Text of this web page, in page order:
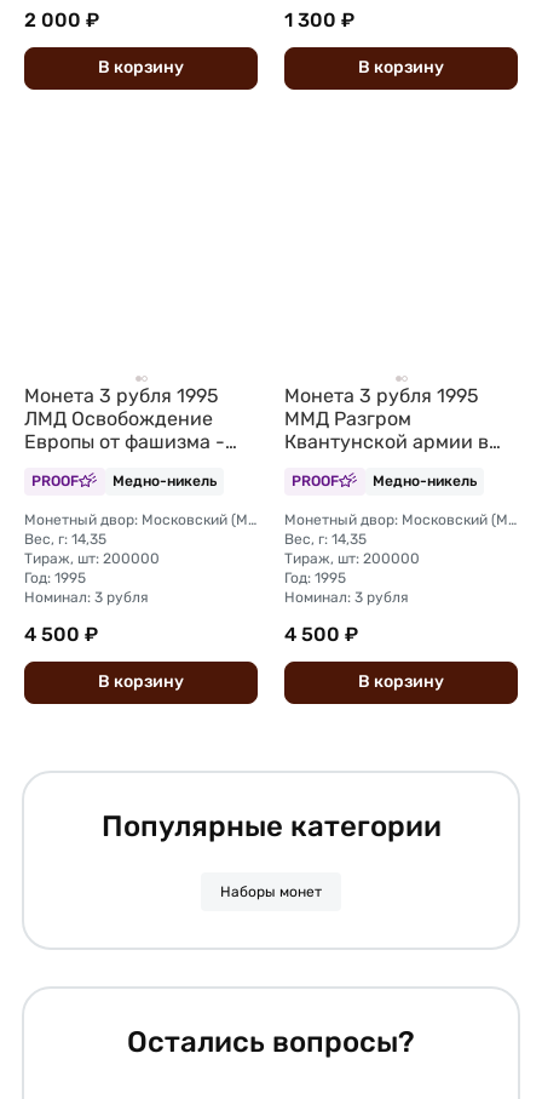
2 000 ₽
В корзину
1 300 ₽
В корзину
Монета 3 рубля 1995
ЛМД Освобождение
Европы от фашизма -
PROOF Медно-никель
Монетный двор: Московский (ММД)
Вес, г: 14,35
Тираж, шт: 200000
Год: 1995
Номинал: 3 рубля
4 500 ₽
В корзину
Монета 3 рубля 1995
ММД Разгром
Квантунской армии в
PROOF Медно-никель
Монетный двор: Московский (ММД)
Вес, г: 14,35
Тираж, шт: 200000
Год: 1995
Номинал: 3 рубля
4 500 ₽
В корзину
Популярные категории
Наборы монет
Остались вопросы?